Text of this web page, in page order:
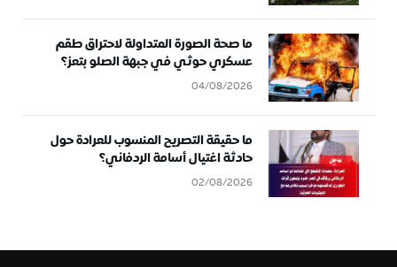
ما صحة الصورة المتداولة لاحتراق طقم
عسكري حوثي في جبهة الصلو بتعز؟
04/08/2026
ما حقيقة التصريح المنسوب للعرادة حول
حادثة اغتيال أسامة الردفاني؟
02/08/2026